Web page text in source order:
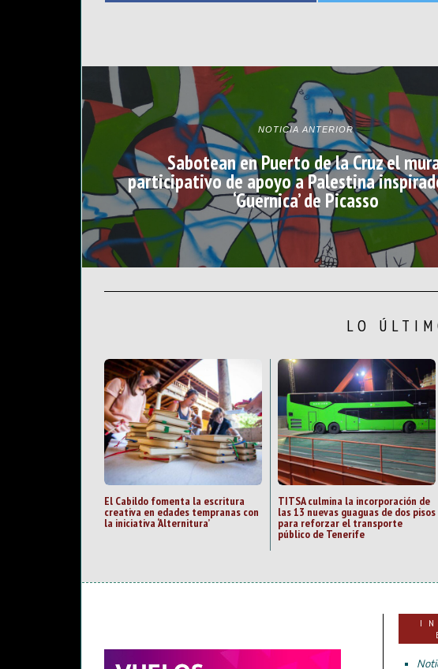
NOTICIA ANTERIOR
Sabotean en Puerto de la Cruz el
participativo de apoyo a Palestina
‘Guernica’ de Picasso
LO
El Cabildo fomenta la escritura
creativa en edades tempranas con
la iniciativa ‘Alternitura’
TITSA culmina la incorporación de
las 13 nuevas guaguas de dos pisos
para reforzar el transporte
público de Tenerife